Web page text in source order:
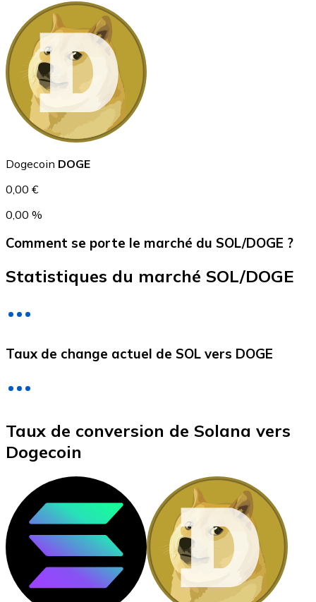
USD Coin
USDC
XRP
XRP
Dogecoin DOGE
0,00 €
0,00 %
Comment se porte le marché du SOL/DOGE ?
Statistiques du marché SOL/DOGE
Taux de change actuel de SOL vers DOGE
Taux de conversion de Solana vers
Dogecoin